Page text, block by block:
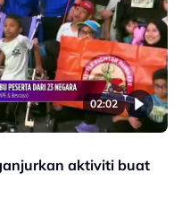
02:02
aktiviti buat